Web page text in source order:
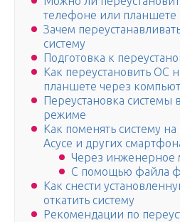
телефоне или планшете
Зачем
систему
Подготовка к
Как переустановить ОС
планшете через
Переустановка системы
режиме
Как поменять систему
Асусе и других
Через инженерное
С помощью файла
Как снести
откатить систему
Рекомендации по